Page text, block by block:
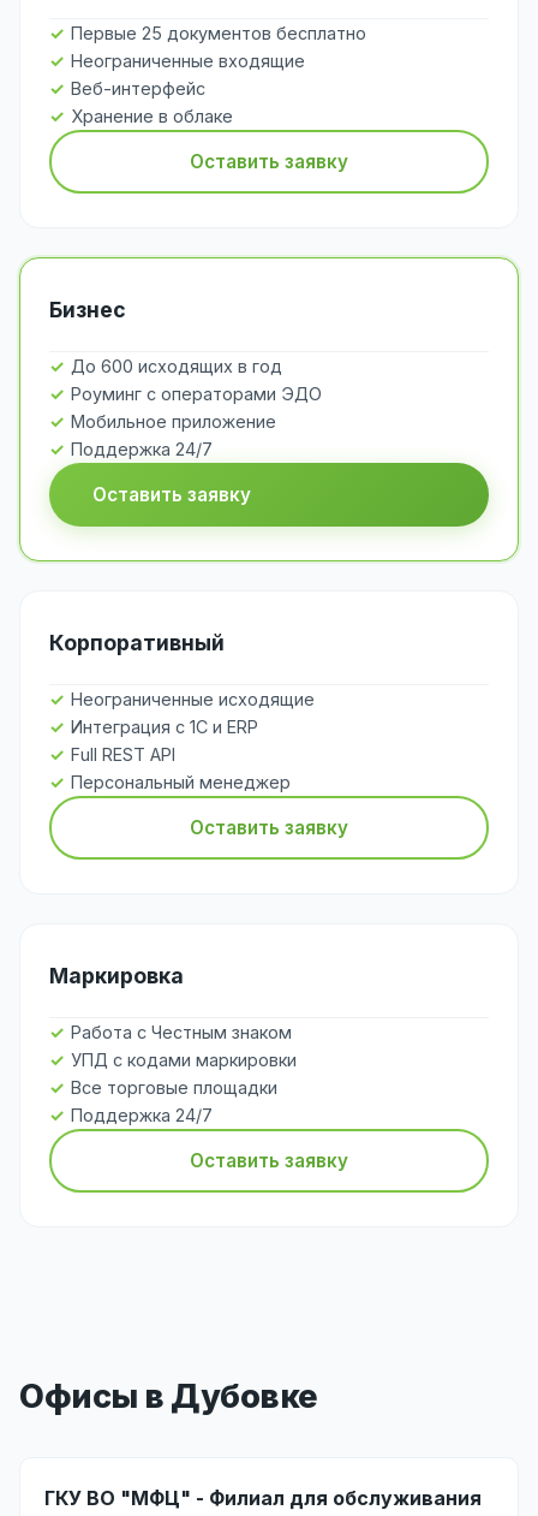
Первые 25 документов бесплатно
Неограниченные входящие
Веб-интерфейс
Хранение в облаке
Оставить заявку
Бизнес
До 600 исходящих в год
Роуминг с операторами ЭДО
Мобильное приложение
Поддержка 24/7
Оставить заявку
Корпоративный
Неограниченные исходящие
Интеграция с 1С и ERP
Full REST API
Персональный менеджер
Оставить заявку
Маркировка
Работа с Честным знаком
УПД с кодами маркировки
Все торговые площадки
Поддержка 24/7
Оставить заявку
Офисы в Дубовке
ГКУ ВО "МФЦ" - Филиал для обслуживания